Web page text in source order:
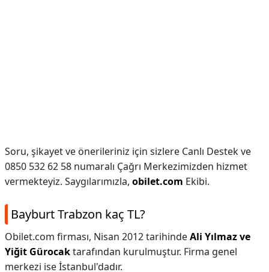
Soru, şikayet ve önerileriniz için sizlere Canlı Destek ve
0850 532 62 58 numaralı Çağrı Merkezimizden hizmet
vermekteyiz. Saygılarımızla, obilet.com Ekibi.
Bayburt Trabzon kaç TL?
Obilet.com firması, Nisan 2012 tarihindeAli Yılmaz ve
Yiğit Gürocaktarafından kurulmuştur. Firma genel
merkezi ise İstanbul'dadır.